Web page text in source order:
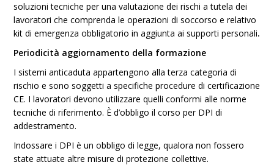
soluzioni tecniche per una valutazione dei rischi a tutela dei
lavoratori che comprenda le operazioni di soccorso e relativo
kit di emergenza obbligatorio in aggiunta ai supporti personali.
Periodicità aggiornamento della formazione
I sistemi anticaduta appartengono alla terza categoria di
rischio e sono soggetti a specifiche procedure di certificazione
CE. I lavoratori devono utilizzare quelli conformi alle norme
tecniche di riferimento. È d’obbligo il corso per DPI di
addestramento.
Indossare i DPI è un obbligo di legge, qualora non fossero
state attuate altre misure di protezione collettive.